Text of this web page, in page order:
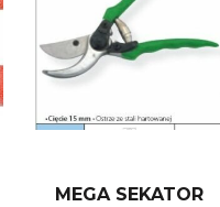
MEGA SEKATOR